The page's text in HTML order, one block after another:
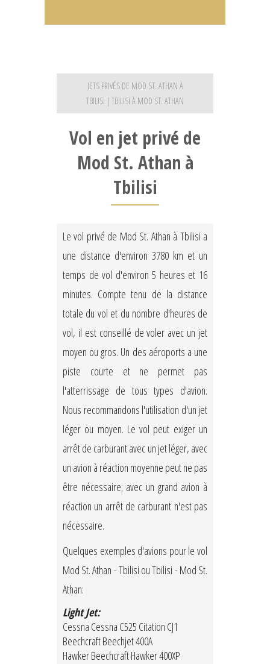
JETS PRIVÉS DE MOD ST. ATHAN À
TBILISI | TBILISI À MOD ST. ATHAN
Vol en jet privé de
Mod St. Athan à
Tbilisi
Le vol privé de Mod St. Athan à Tbilisi a
une distance d'environ 3780 km et un
temps de vol d'environ 5 heures et 16
minutes. Compte tenu de la distance
totale du vol et du nombre d'heures de
vol, il est conseillé de voler avec un jet
moyen ou gros. Un des aéroports a une
piste courte et ne permet pas
l'atterrissage de tous types d'avion.
Nous recommandons l'utilisation d'un jet
léger ou moyen. Le vol peut exiger un
arrêt de carburant avec un jet léger, avec
un avion à réaction moyenne peut ne pas
être nécessaire; avec un grand avion à
réaction un arrêt de carburant n'est pas
nécessaire.
Quelques exemples d'avions pour le vol
Mod St. Athan - Tbilisi ou Tbilisi - Mod St.
Athan:
Light Jet:
Cessna Cessna C525 Citation CJ1
Beechcraft Beechjet 400A
Hawker Beechcraft Hawker 400XP